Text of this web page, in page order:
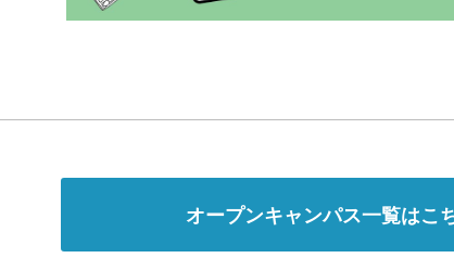
オープンキャンパス一覧はこ